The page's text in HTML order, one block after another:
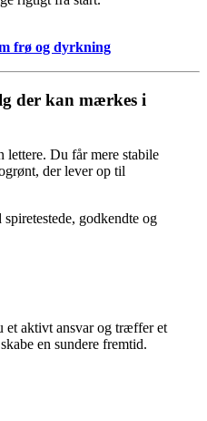
frø og dyrkning
der kan mærkes i
lettere. Du får mere stabile
der lever op til
godkendte og
et aktivt ansvar og træffer et
en sundere fremtid.